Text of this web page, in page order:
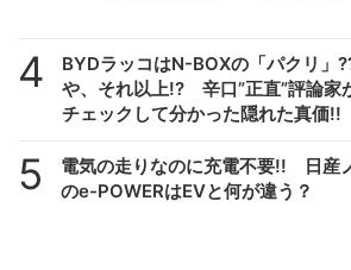
4
BYDラッコはN-BOXの「パクリ
や、それ以上!? 辛口”正直”評論家
チェックして分かった隠れた真価!!
5
電気の走りなのに充電不要!! 日産
のe-POWERはEVと何が違う？